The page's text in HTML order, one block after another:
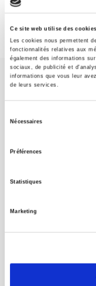
Ce site web utilise des cookies
Les cookies nous permettent
fonctionnalités relatives aux
également des informations
sociaux, de publicité et
informations que vous leur
de leurs services.
Nécessaires
Préférences
Statistiques
Marketing
SCIENCES PO
original research, to
help public and
FOREIGN RIGHTS
FOR BOOKSHOPS
MY ACCOUNT